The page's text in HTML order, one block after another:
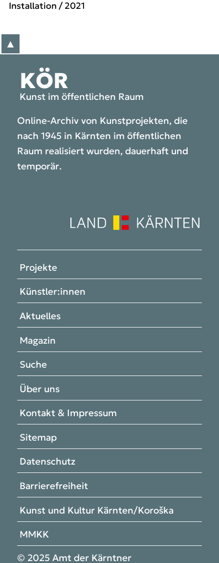
Installation / 2021
▲
KÖR
Kunst im öffentlichen Raum
Online-Archiv von Kunstprojekten, die
nach 1945 in Kärnten im öffentlichen
Raum realisiert wurden, dauerhaft und
temporär.
© 2025 Amt der Kärntner
Projekte
Künstler:innen
Aktuelles
Magazin
Suche
Über uns
Kontakt & Impressum
Sitemap
Datenschutz
Barrierefreiheit
Kunst und Kultur Kärnten/Koroška
MMKK